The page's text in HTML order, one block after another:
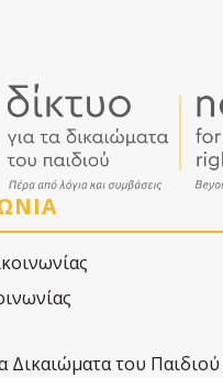
Δικαιώματα του Παιδιού